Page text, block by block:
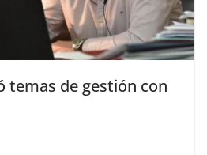
temas de gestión con